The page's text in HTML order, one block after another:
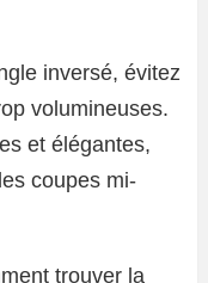
inversé, évitez
volumineuses.
et élégantes,
coupes mi-
trouver la